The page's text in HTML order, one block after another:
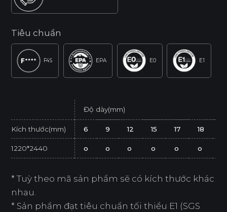
Tiêu chuẩn
F4S EPA E0 E1
Độ dày(mm)
Kích thước(mm) 6 9 12 15 17 18
1220*2440 o o o o o o
* Tuỳ theo mã sản phẩm sẽ có kích thước khác
nhau.
* Sản phẩm đạt tiêu chuẩn tối thiểu E1 (SGS